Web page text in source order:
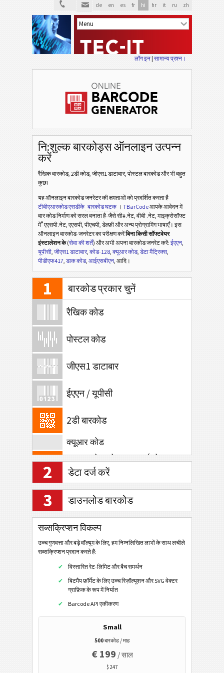
de en es fr hi hr it ru zh
लॉग इन|सामान्य प्रश्न।
नि:शुल्क बारकोड्स ऑनलाइन उत्पन्न
करें
रैखिक बारकोड, 2डी कोड, जीएस1 डाटाबार, पोस्टल बारकोड और भी बहुत
कुछ!
यह ऑनलाइन बारकोड जनरेटर की क्षमताओं को प्रदर्शित करता है
टीबीएआरकोड एसडीके बारकोड घटक ।TBarCodeआपके आवेदन में
बार कोड निर्माण को सरल बनाता है-जैसे सी#.नेट, वीबी .नेट, माइक्रोसॉफ्ट
में®एएसपी.नेट, एएसपी, पीएचपी, डेल्फ़ी और अन्य प्रोग्रामिंग भाषाएँ। इस
ऑनलाइन बारकोड-जनरेटर का परीक्षण करेंबिना किसी सॉफ्टवेयर
इंस्टालेशन के(सेवा की शर्तें) और अभी अपना बारकोड जनरेट करें: ईएएन,
यूपीसी, जीएस1 डाटाबार, कोड-128, क्यूआर कोड, डेटा मैट्रिक्स,
पीडीएफ417, डाक कोड, आईएसबीएन, आदि।
1 बारकोड प्रकार चुनें
रैखिक कोड
पोस्टल कोड
जीएस1 डाटाबार
ईएएन / यूपीसी
2डी बारकोड
क्यूआर कोड
क्यूआर कोड (मोबाइल/स्मार्टफोन)
डेटा मैट्रिक्स
एज़्टेक कोड
कोडब्लॉक एफ
मैक्सीकोड
माइक्रोपीडीएफ417
पीडीएफ417
हैन्क्सिन
डॉट कोड
रॉयल मेल मेलमार्क 2डी
एनटीआईएन कोड
पीपीएन कोड
2 डेटा दर्ज करें
3 डाउनलोड बारकोड
सब्सक्रिप्शन विकल्प
उच्च गुणवत्ता और बड़े वॉल्यूम के लिए, हम निम्नलिखित लाभों के साथ लचीले
सब्सक्रिप्शन प्रदान करते हैं:
विस्तारित रेट-लिमिट और बैच समर्थन
बिटमैप फ़ॉर्मेट के लिए उच्च रिज़ॉल्यूशन और SVG वेक्टर
ग्राफ़िक के रूप में निर्यात
Barcode API एकीकरण
Small
500बारकोड / माह
€ 199 / साल
$ 247